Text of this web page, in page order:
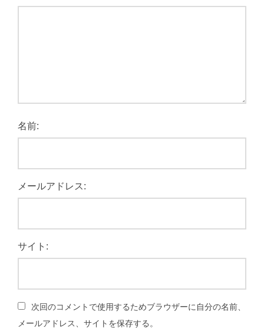
名前:
メールアドレス:
サイト:
次回のコメントで使用するためブラウザーに自分の名前、
メールアドレス、サイトを保存する。